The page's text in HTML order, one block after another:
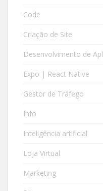
Code
Criação de Site
Desenvolvimento de
Expo | React Native
Gestor de Tráfego
Info
Inteligência artificial
Loja Virtual
Marketing